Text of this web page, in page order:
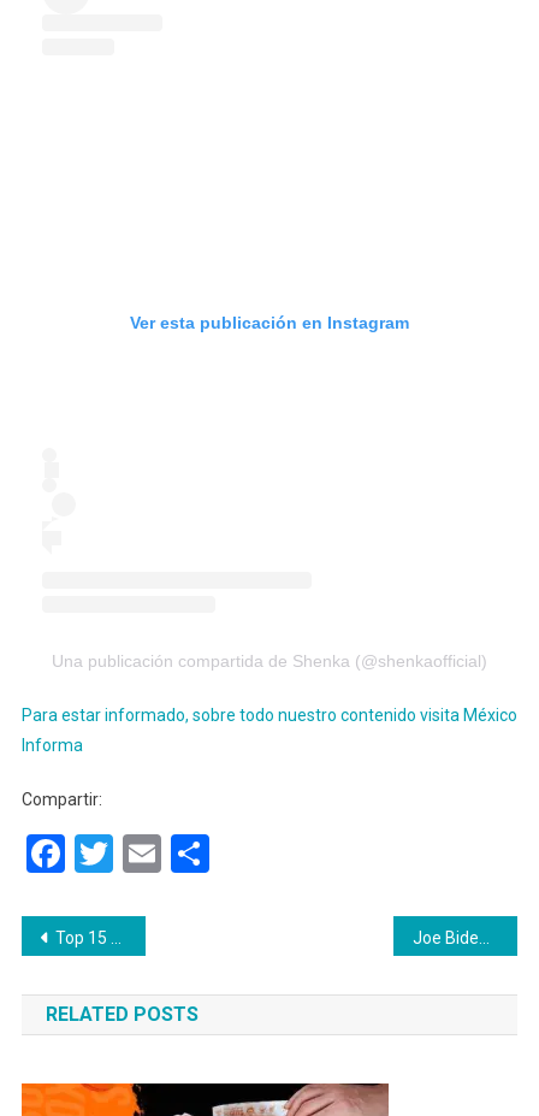
Ver esta publicación en Instagram
Una publicación compartida de Shenka (@shenkaofficial)
Para estar informado, sobre todo nuestro contenido visita México
Informa
Compartir:
Facebook
Twitter
EmailCompartir
Navegación
de
entradas
Top 15 de los clásicos de Disney+
RELATED POSTS